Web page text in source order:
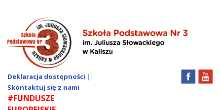
Deklaracja dostępności ||
Skontaktuj się z nami
#FUNDUSZE